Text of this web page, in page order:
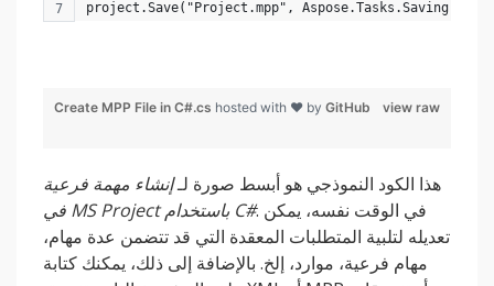
project.Save("Project.mpp",
view raw
Create MPP File in C#.cs hosted with ❤ by GitHub
هذا الكود النموذجي هو أبسط صورة لـإنشاء مهمة فرعية
في MS Project باستخدام C#. في الوقت نفسه، يمكن
تعديله لتلبية المتطلبات المعقدة التي قد تتضمن عدة مهام،
مهام فرعية، موارد، إلخ. بالإضافة إلى ذلك، يمكنك كتابة